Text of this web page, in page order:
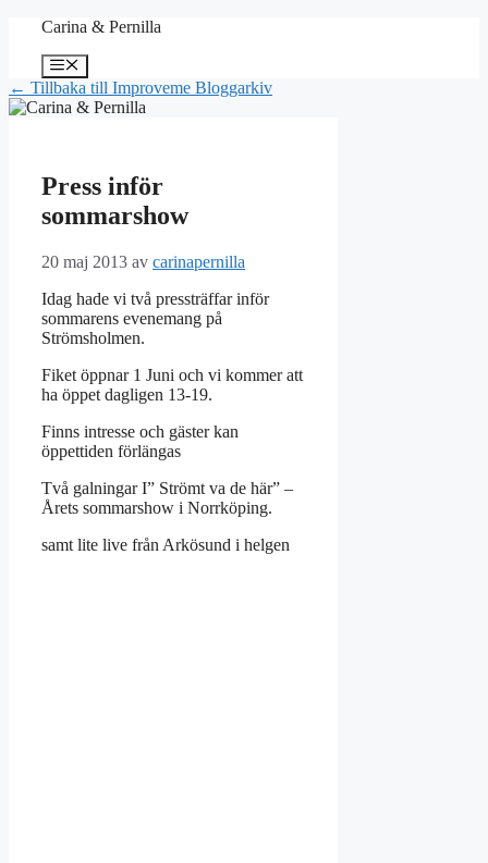
Hoppa
innehåll
Carina & Pernilla
Meny
← Tillbaka till Improveme Bloggarkiv
Press inför
sommarshow
20 maj 2013 av carinapernilla
Idag hade vi två pressträffar inför
sommarens evenemang på
Strömsholmen.
Fiket öppnar 1 Juni och vi kommer att
ha öppet dagligen 13-19.
Finns intresse och gäster kan
öppettiden förlängas
Två galningar I” Strömt va de här” –
Årets sommarshow i Norrköping.
samt lite live från Arkösund i helgen